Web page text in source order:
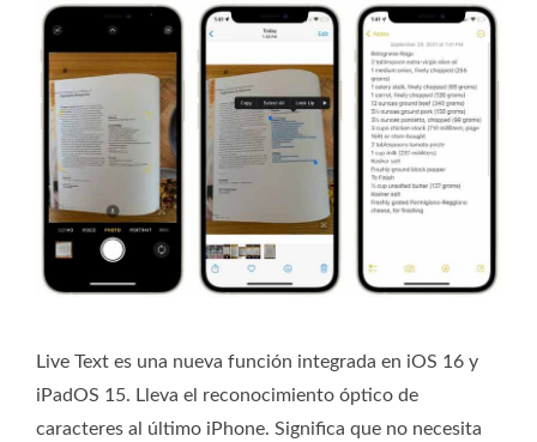
Live Text es una nueva función integrada en iOS 16 y
iPadOS 15. Lleva el reconocimiento óptico de
caracteres al último iPhone. Significa que no necesita